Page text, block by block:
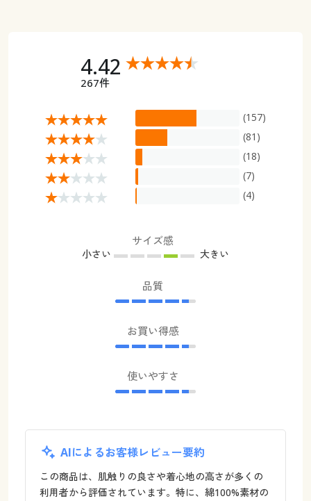
4.42
267件
(157)
(81)
(18)
(7)
(4)
サイズ感
小さい 大きい
品質
お買い得感
使いやすさ
AIによるお客様レビュー要約
この商品は、肌触りの良さや着心地の高さが多くの
利用者から評価されています。特に、綿100%素材の